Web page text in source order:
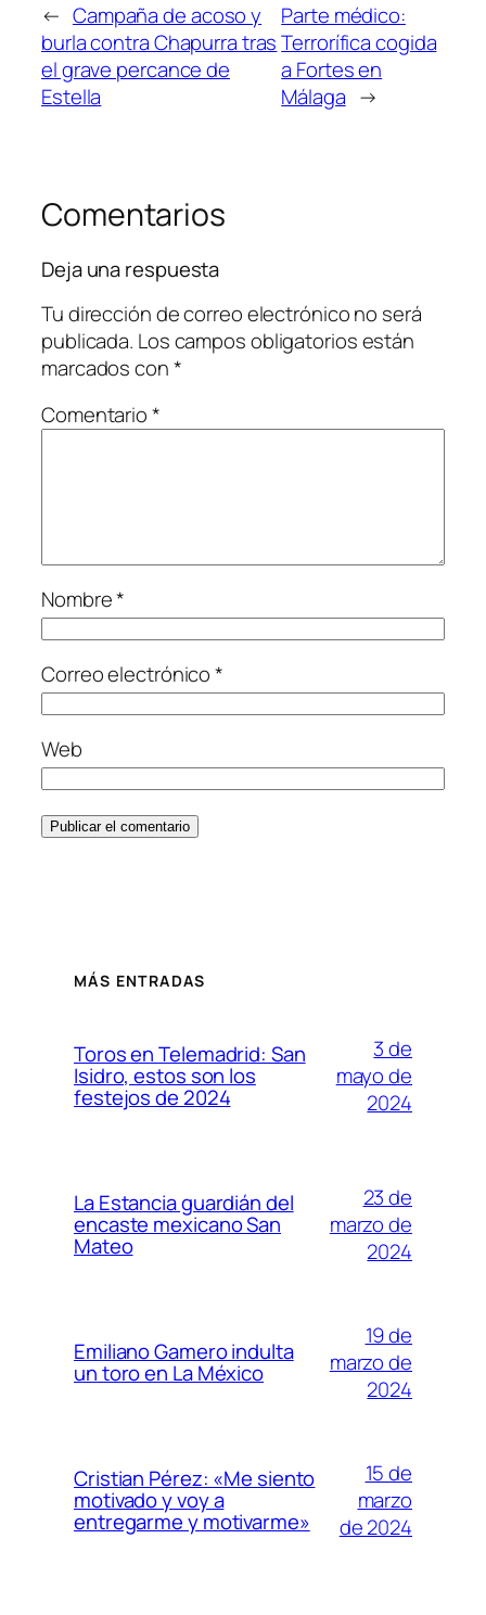
← Campaña de acoso y
burla contra Chapurra tras
el grave percance de
Estella
Parte médico:
Terrorífica cogida
a Fortes en
Málaga →
Comentarios
Deja una respuesta
Tu dirección de correo electrónico no será
publicada. Los campos obligatorios están
marcados con*
Comentario*
Nombre*
Correo electrónico*
Web
MÁS ENTRADAS
Toros en Telemadrid: San
Isidro, estos son los
festejos de 2024
3 de
mayo de
2024
La Estancia guardián del
encaste mexicano San
Mateo
23 de
marzo de
2024
Emiliano Gamero indulta
un toro en La México
19 de
marzo de
2024
Cristian Pérez: «Me siento
motivado y voy a
entregarme y motivarme»
15 de
marzo
de 2024